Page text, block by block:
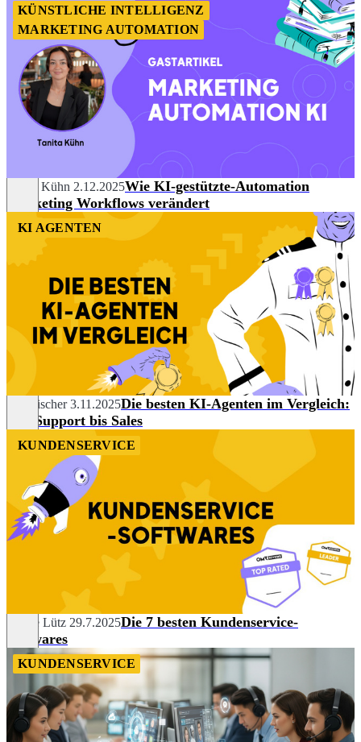
KÜNSTLICHE INTELLIGENZ
MARKETING AUTOMATION
Tanita Kühn 2.12.2025Wie KI-gestützte-Automation
Marketing Workflows verändert
KI AGENTEN
Tim Fischer 3.11.2025Die besten KI-Agenten im Vergleich:
Von Support bis Sales
KUNDENSERVICE
Céline Lütz 29.7.2025Die 7 besten Kundenservice-
Softwares
KUNDENSERVICE